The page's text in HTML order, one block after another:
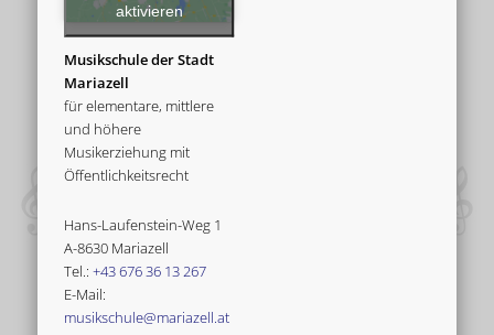
aktivieren
Musikschule der Stadt
Mariazell
für elementare, mittlere
und höhere
Musikerziehung mit
Öffentlichkeitsrecht
Hans-Laufenstein-Weg 1
A-8630 Mariazell
Tel.:+43 676 36 13 267
E-Mail:
musikschule@mariazell.at